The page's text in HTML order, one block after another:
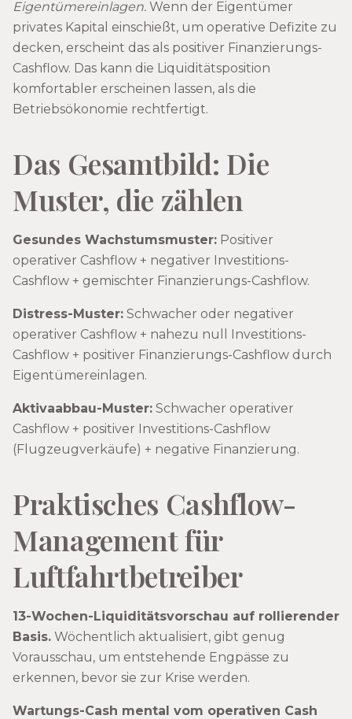
Eigentümereinlagen. Wenn der Eigentümer
privates Kapital einschießt, um operative Defizite zu
decken, erscheint das als positiver Finanzierungs-
Cashflow. Das kann die Liquiditätsposition
komfortabler erscheinen lassen, als die
Betriebsökonomie rechtfertigt.
Das Gesamtbild: Die
Muster, die zählen
Gesundes Wachstumsmuster: Positiver
operativer Cashflow + negativer Investitions-
Cashflow + gemischter Finanzierungs-Cashflow.
Distress-Muster: Schwacher oder negativer
operativer Cashflow + nahezu null Investitions-
Cashflow + positiver Finanzierungs-Cashflow durch
Eigentümereinlagen.
Aktivaabbau-Muster: Schwacher operativer
Cashflow + positiver Investitions-Cashflow
(Flugzeugverkäufe) + negative Finanzierung.
Praktisches Cashflow-
Management für
Luftfahrtbetreiber
13-Wochen-Liquiditätsvorschau auf rollierender
Basis. Wöchentlich aktualisiert, gibt genug
Vorausschau, um entstehende Engpässe zu
erkennen, bevor sie zur Krise werden.
Wartungs-Cash mental vom operativen Cash